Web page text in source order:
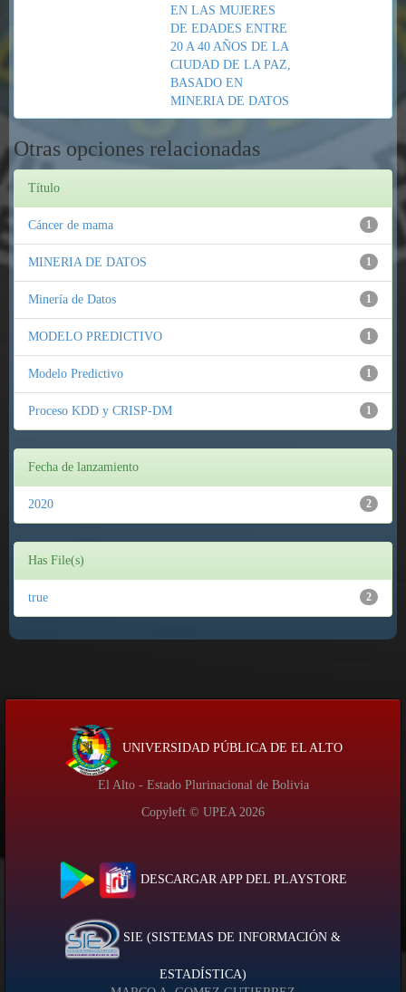
EN LAS MUJERES
DE EDADES ENTRE
20 A 40 AÑOS DE LA
CIUDAD DE LA PAZ,
BASADO EN
MINERIA DE DATOS
Otras opciones relacionadas
Título
1
Cáncer de mama
1
MINERIA DE DATOS
1
Minería de Datos
1
MODELO PREDICTIVO
1
Modelo Predictivo
1
Proceso KDD y CRISP-DM
Fecha de lanzamiento
2
2020
Has File(s)
2
true
UNIVERSIDAD PÚBLICA DE EL ALTO
El Alto - Estado Plurinacional de Bolivia
Copyleft © UPEA 2026
DESCARGAR APP DEL PLAYSTORE
SIE (SISTEMAS DE INFORMACIÓN &
ESTADÍSTICA)